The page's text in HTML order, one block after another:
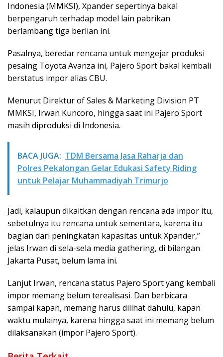
Indonesia (MMKSI), Xpander sepertinya bakal
berpengaruh terhadap model lain pabrikan
berlambang tiga berlian ini.
Pasalnya, beredar rencana untuk mengejar produksi
pesaing Toyota Avanza ini, Pajero Sport bakal kembali
berstatus impor alias CBU.
Menurut Direktur of Sales & Marketing Division PT
MMKSI, Irwan Kuncoro, hingga saat ini Pajero Sport
masih diproduksi di Indonesia.
BACA JUGA: TDM Bersama Jasa Raharja dan
Polres Pekalongan Gelar Edukasi Safety Riding
untuk Pelajar Muhammadiyah Trimurjo
Jadi, kalaupun dikaitkan dengan rencana ada impor itu,
sebetulnya itu rencana untuk sementara, karena itu
bagian dari peningkatan kapasitas untuk Xpander,”
jelas Irwan di sela-sela media gathering, di bilangan
Jakarta Pusat, belum lama ini.
Lanjut Irwan, rencana status Pajero Sport yang kembali
impor memang belum terealisasi. Dan berbicara
sampai kapan, memang harus dilihat dahulu, kapan
waktu mulainya, karena hingga saat ini memang belum
dilaksanakan (impor Pajero Sport).